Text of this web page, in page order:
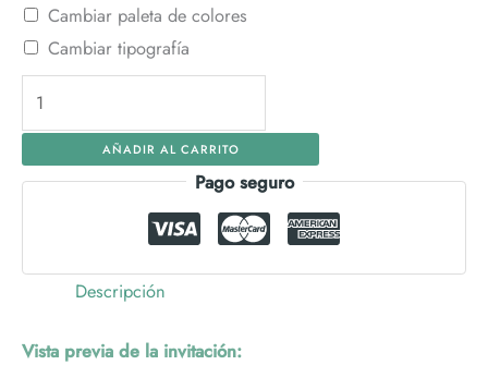
Cambiar paleta de colores
Cambiar tipografía
Invitación
Digital
Boda
AÑADIR AL CARRITO
Pago seguro
Descripción
Vista previa de la invitación: